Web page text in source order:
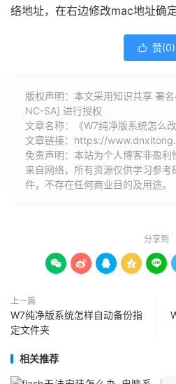
络地址，在右边修改mac地址确定
 赞(0)
版权声明：本文采用知识共享 署
NC-SA] 进行授权
文章名称：《W7纯净版系统怎么
文章链接： https://
免责声明：本站为个人博客非盈
来自网络，所有资源仅供学习参
件，不存在任何商业目的及用途。
分享到
    
上一篇
W7纯净版系统怎样自动备份指
定文件夹
相关推荐